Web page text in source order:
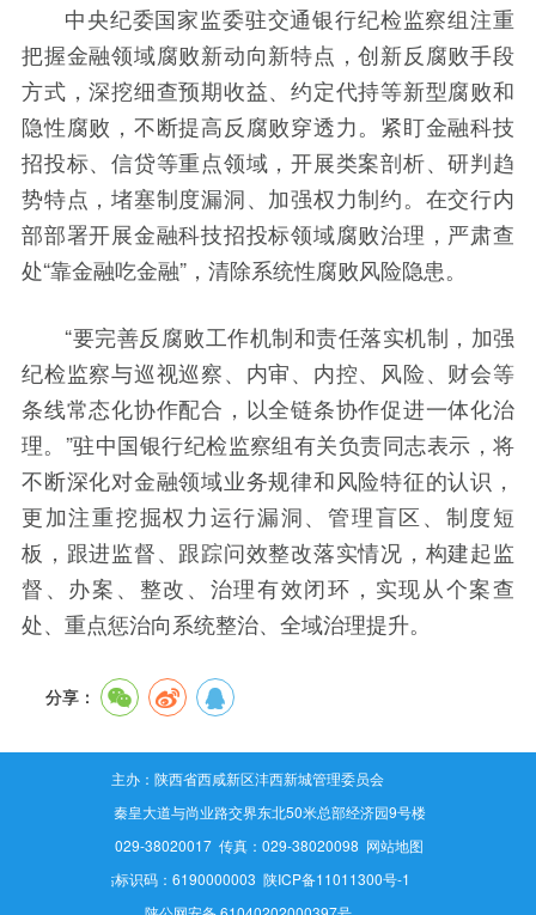
中央纪委国家监委驻交通银行纪检监察组注重
把握金融领域腐败新动向新特点，创新反腐败手段
方式，深挖细查预期收益、约定代持等新型腐败和
隐性腐败，不断提高反腐败穿透力。紧盯金融科技
招投标、信贷等重点领域，开展类案剖析、研判趋
势特点，堵塞制度漏洞、加强权力制约。在交行内
部部署开展金融科技招投标领域腐败治理，严肃查
处“靠金融吃金融”，清除系统性腐败风险隐患。
“要完善反腐败工作机制和责任落实机制，加强
纪检监察与巡视巡察、内审、内控、风险、财会等
条线常态化协作配合，以全链条协作促进一体化治
理。”驻中国银行纪检监察组有关负责同志表示，将
不断深化对金融领域业务规律和风险特征的认识，
更加注重挖掘权力运行漏洞、管理盲区、制度短
板，跟进监督、跟踪问效整改落实情况，构建起监
督、办案、整改、治理有效闭环，实现从个案查
处、重点惩治向系统整治、全域治理提升。
分享：
主办：陕西省西咸新区沣西新城管理委员会
地址：秦皇大道与尚业路交界东北50米总部经济园9号楼
电话：029-38020017 传真：029-38020098 网站地图
网站标识码：6190000003 陕ICP备11011300号-1